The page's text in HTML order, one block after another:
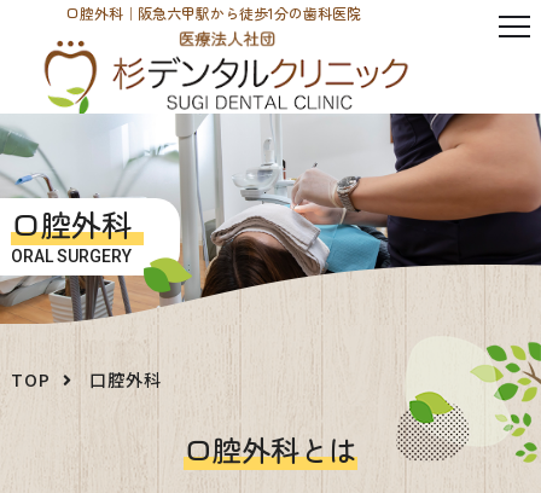
口腔外科｜阪急六甲駅から徒歩1分の歯科医院
口腔外科
ORAL SURGERY
TOP 口腔外科
口腔外科とは